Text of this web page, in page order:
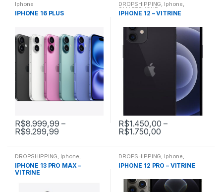
Iphone
IPHONE 16 PLUS
R$8.999,99 –
R$9.299,99
This
has
multiple
DROPSHIPPING, Iphone,
SMARTPHONE
IPHONE 12 – VITRINE
R$1.450,00 –
R$1.750,00
This
has
multiple
variants.
DROPSHIPPING, Iphone,
SMARTPHONE
IPHONE 13 PRO MAX –
VITRINE
DROPSHIPPING, Iphone,
SMARTPHONE
IPHONE 12 PRO – VITRINE